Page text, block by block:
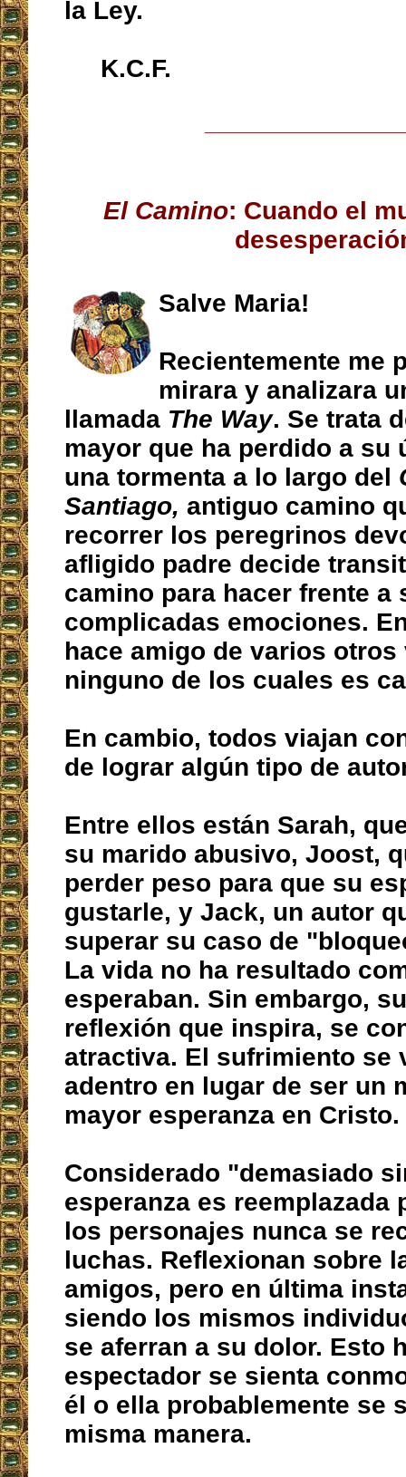
la Ley.
K.C.F.
El Camino: Cuando el
Salve Maria!
Recientemente me
mirara y analizara
llamada The Way. Se trata
mayor que ha perdido a su
una tormenta a lo largo del
Santiago, antiguo camino
recorrer los peregrinos
afligido padre decide
camino para hacer frente a
complicadas emociones.
hace amigo de varios
ninguno de los cuales es
En cambio, todos viajan
de lograr algún tipo de
Entre ellos están Sarah,
su marido abusivo, Joost,
perder peso para que su
gustarle, y Jack, un autor
superar su caso de
La vida no ha resultado
esperaban. Sin embargo,
reflexión que inspira, se
atractiva. El sufrimiento se
adentro en lugar de ser un
mayor esperanza en Cristo.
Considerado "demasiado
esperanza es reemplazada
los personajes nunca se
luchas. Reflexionan sobre
amigos, pero en última
siendo los mismos
se aferran a su dolor. Esto
espectador se sienta
él o ella probablemente se
misma manera.